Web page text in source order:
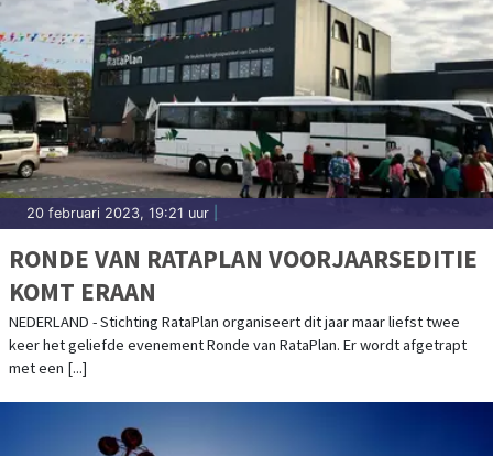
20 februari 2023, 19:21 uur
RONDE VAN RATAPLAN VOORJAARSEDITIE
KOMT ERAAN
NEDERLAND - Stichting RataPlan organiseert dit jaar maar liefst twee
keer het geliefde evenement Ronde van RataPlan. Er wordt afgetrapt
met een [...]